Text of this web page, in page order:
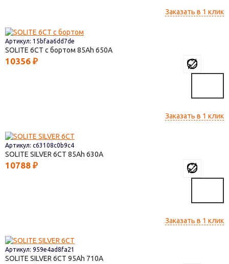
Заказать в 1 клик
Артикул: 15bfaa6dd7de
SOLITE 6СТ с бортом 85 650
10356 ₽
Заказать в 1 клик
Артикул: c63108c0b9c4
SOLITE SILVER 6СТ 85 630
10788 ₽
Заказать в 1 клик
Артикул: 959e4ad8fa21
SOLITE SILVER 6СТ 95 710